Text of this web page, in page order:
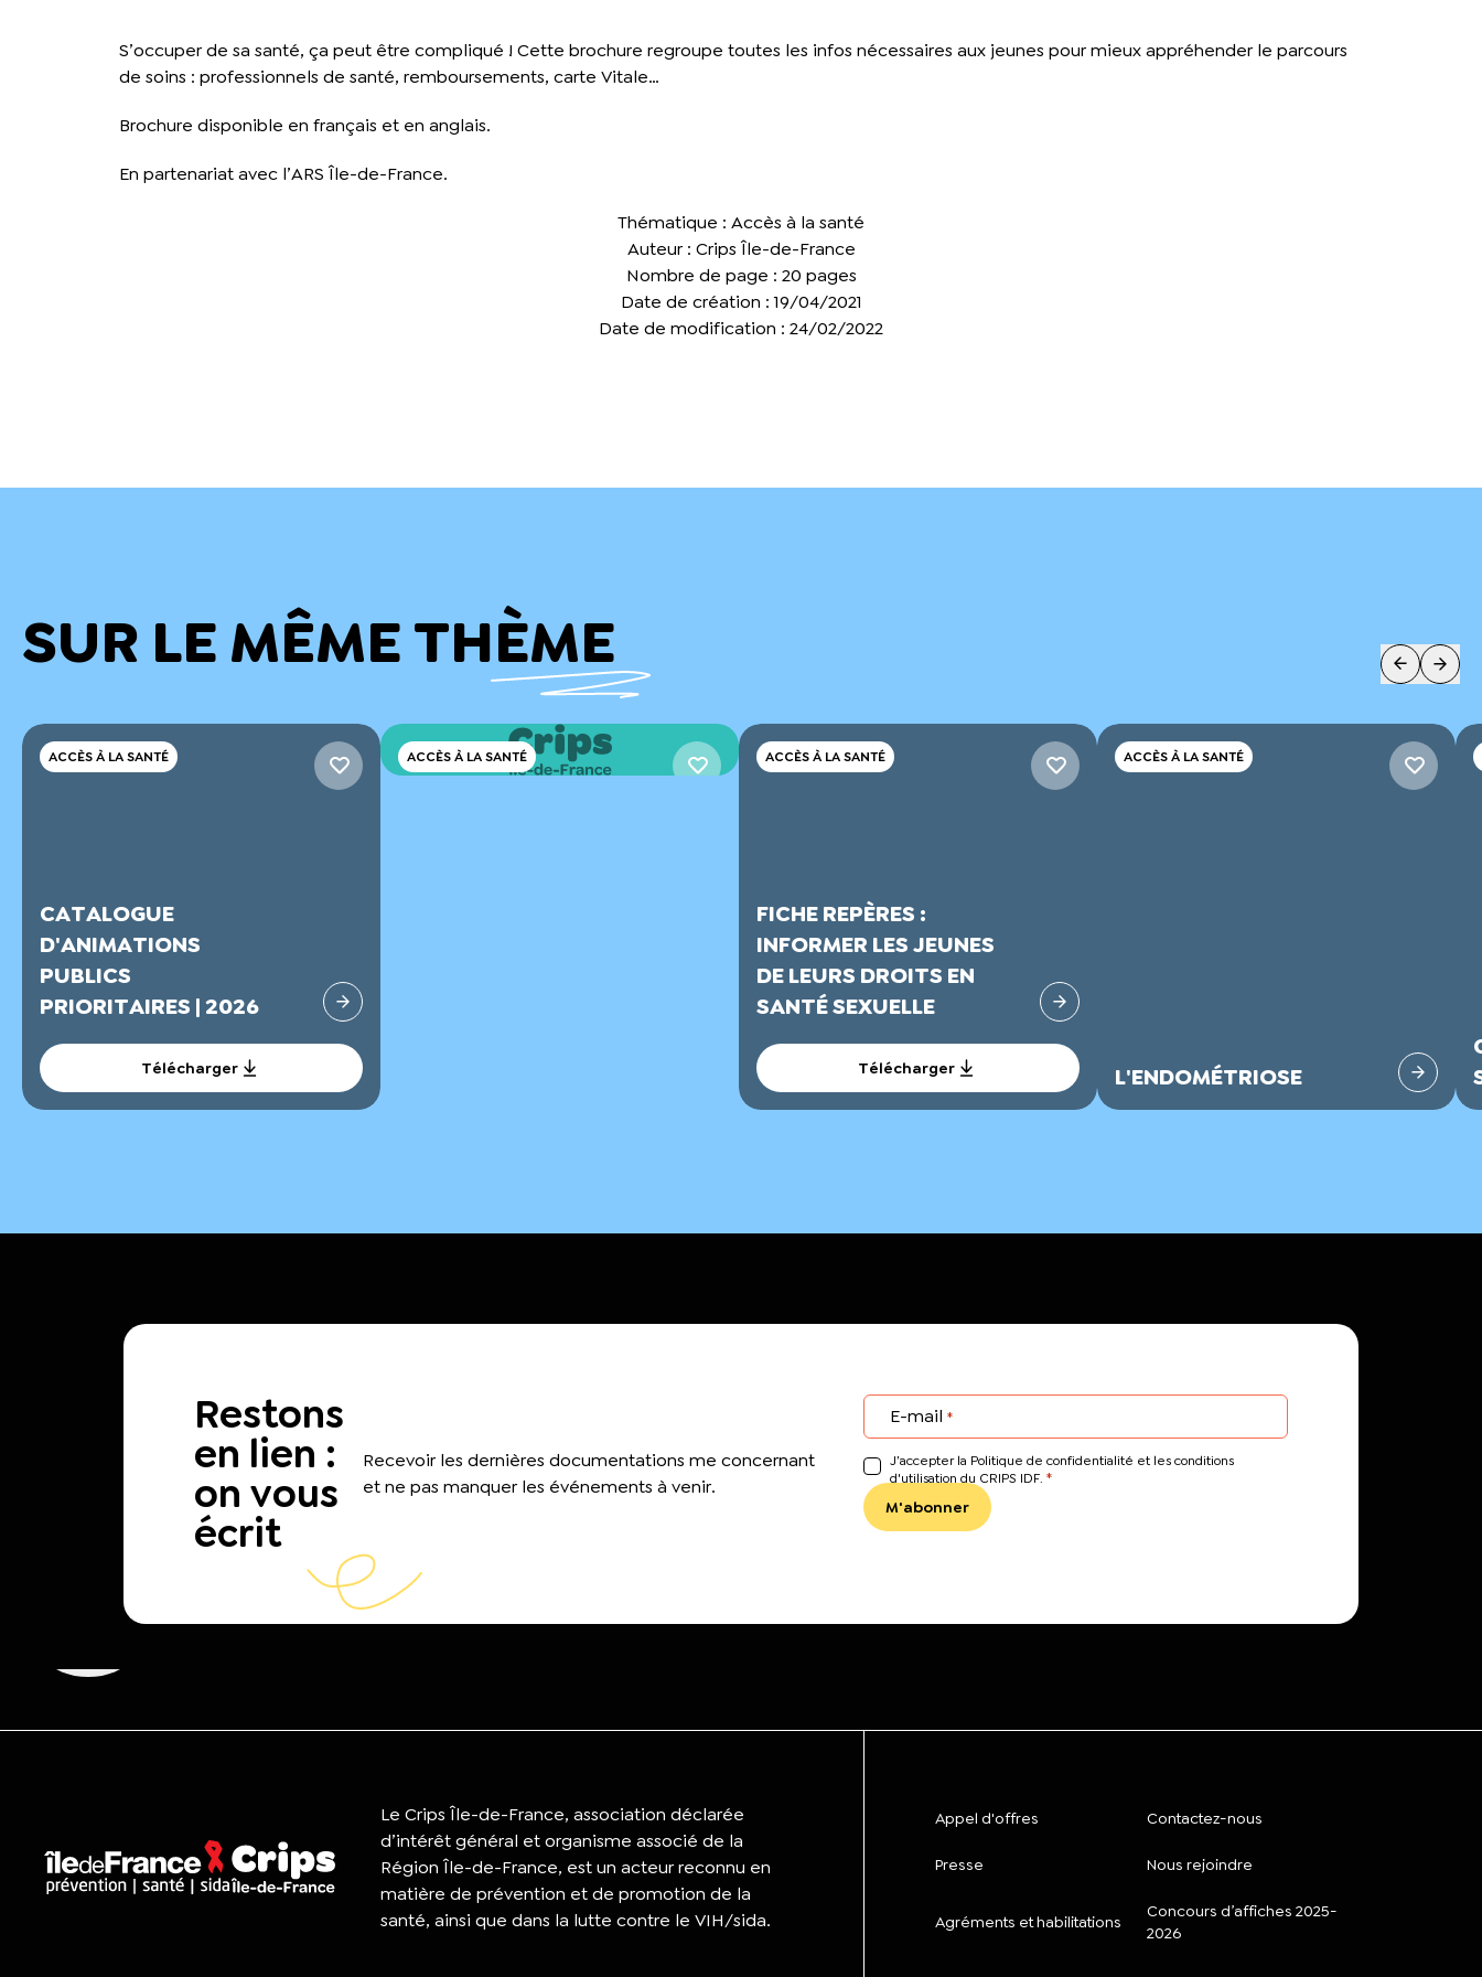
S’occuper de sa santé, ça peut être compliqué ! Cette brochure regroupe toutes les infos nécessaires aux jeunes pour mieux appréhender le parcours
de soins : professionnels de santé, remboursements, carte Vitale…
Brochure disponible en français et en anglais.
En partenariat avec l’ARS Île-de-France.
Thématique : Accès à la santé
Auteur : Crips Île-de-France
Nombre de page : 20 pages
Date de création : 19/04/2021
Date de modification : 24/02/2022
SUR LE MÊME THÈME
ACCÈS À LA SANTÉ
CATALOGUE
D'ANIMATIONS
PUBLICS
PRIORITAIRES | 2026
Télécharger
ACCÈS À LA SANTÉ ACCÈS À LA SANTÉ
FICHE REPÈRES :
INFORMER LES JEUNES
DE LEURS DROITS EN
SANTÉ SEXUELLE
Télécharger
ACCÈS À LA SANTÉ
L'ENDOMÉTRIOSE
Restons
en lien :
on vous
écrit
Recevoir les dernières documentations me concernant
et ne pas manquer les événements à venir.
E-mail *
J’accepter la Politique de confidentialité et les conditions
d'utilisation du CRIPS IDF. *
Le Crips Île-de-France, association déclarée
d’intérêt général et organisme associé de la
Région Île-de-France, est un acteur reconnu en
matière de prévention et de promotion de la
santé, ainsi que dans la lutte contre le VIH/sida.
Appel d'offres Contactez-nous
Presse Nous rejoindre
Agréments et habilitations
Concours d’affiches 2025-
2026